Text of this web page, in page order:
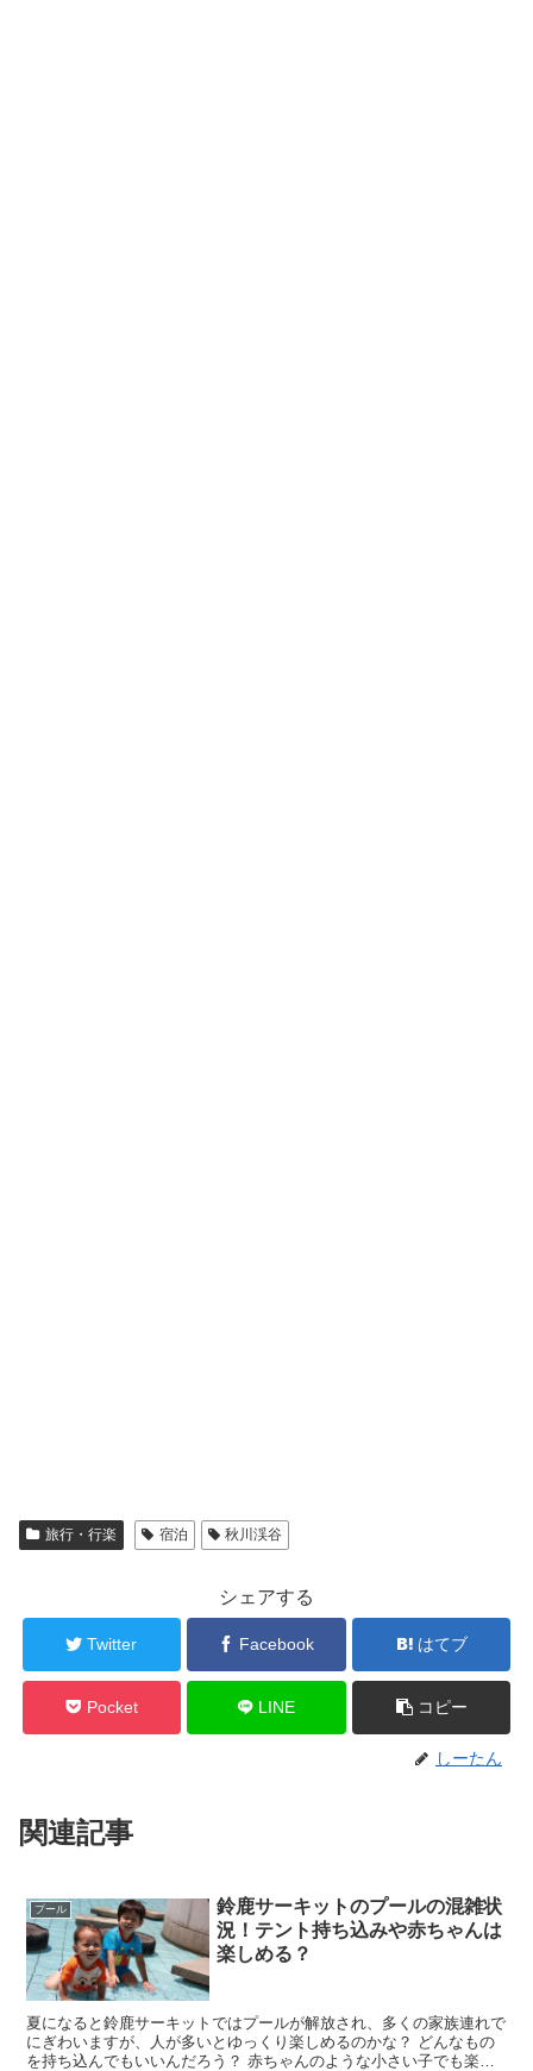
旅行・行楽 宿泊 秋川渓谷
シェアする
Twitter Facebook はてブ
Pocket LINE コピー
しーたん
関連記事
プール
鈴鹿サーキットのプールの混雑状
況！テント持ち込みや赤ちゃんは
楽しめる？
夏になると鈴鹿サーキットではプールが解放され、多くの家族連れで
にぎわいますが、人が多いとゆっくり楽しめるのかな？ どんなもの
を持ち込んでもいいんだろう？ 赤ちゃんのような小さい子でも楽し